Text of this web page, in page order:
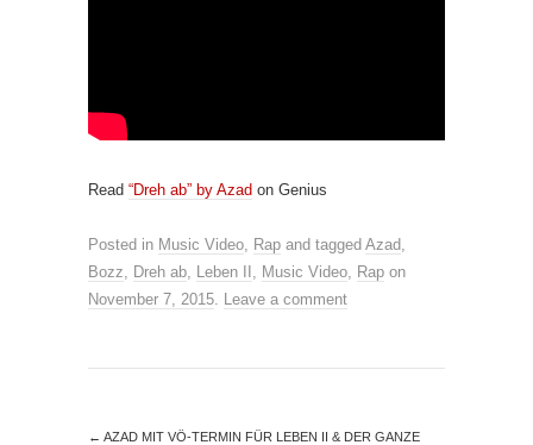
Read “Dreh ab” by Azad on Genius
Posted in Music Video Rap and tagged Azad
Bozz
Dreh ab Leben II Music Video Rap on
November 7, 2015
Leave a comment
← AZAD MIT VÖ-TERMIN FÜR LEBEN II & DER GANZE